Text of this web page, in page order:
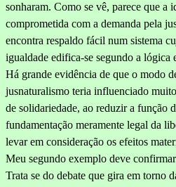
sonharam. Como se vê, parece que a
comprometida com a demanda pela
encontra respaldo fácil num sistema
igualdade edifica-se segundo a
Há grande evidência de que o modo
jusnaturalismo teria influenciado
de solidariedade, ao reduzir a função
fundamentação meramente legal da
levar em consideração os efeitos
Meu segundo exemplo deve
Trata se do debate que gira em torno